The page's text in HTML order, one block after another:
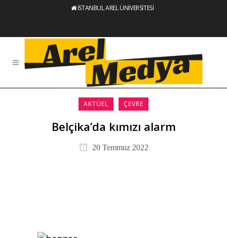
İSTANBUL AREL ÜNİVERSİTESİ
AKTÜEL ÇEVRE
Belçika’da kımızı alarm
20 Temmuz 2022